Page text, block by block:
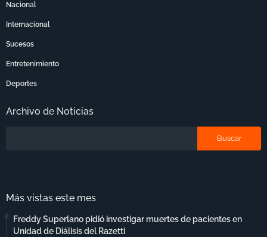
Nacional
Internacional
Sucesos
Entretenimiento
Deportes
Archivo de Noticias
Más vistas este mes
Freddy Superlano pidió investigar muertes de pacientes en
Unidad de Diálisis del Razetti